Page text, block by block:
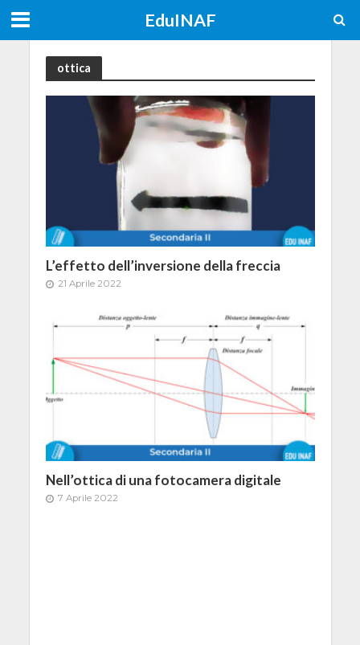
EduINAF
ottica
L’effetto dell’inversione della freccia
21 Aprile 2022
Nell’ottica di una fotocamera digitale
7 Aprile 2022